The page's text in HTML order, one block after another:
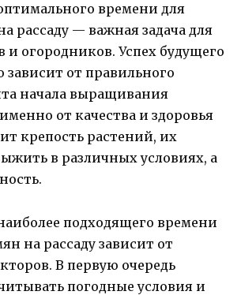
времени для
рассаду — важная задача для
и огородников. Успех будущего
зависит от правильного
начала выращивания
от качества и здоровья
крепость растений, их
в различных условиях, а
подходящего времени
на рассаду зависит от
В первую очередь
погодные условия и